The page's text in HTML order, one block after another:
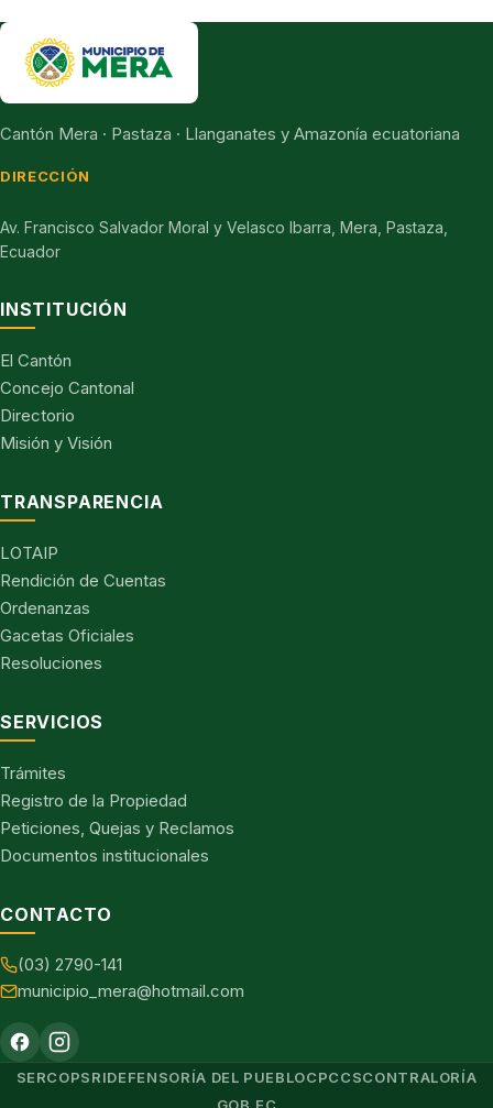
Cantón Mera · Pastaza · Llanganates y Amazonía ecuatoriana
DIRECCIÓN
Av. Francisco Salvador Moral y Velasco Ibarra, Mera, Pastaza,
Ecuador
INSTITUCIÓN
El Cantón
Concejo Cantonal
Directorio
Misión y Visión
TRANSPARENCIA
LOTAIP
Rendición de Cuentas
Ordenanzas
Gacetas Oficiales
Resoluciones
SERVICIOS
Trámites
Registro de la Propiedad
Peticiones, Quejas y Reclamos
Documentos institucionales
CONTACTO
(03) 2790-141
municipio_mera@hotmail.com
SERCOPSRIDEFENSORÍA DEL PUEBLOCPCCSCONTRALORÍA